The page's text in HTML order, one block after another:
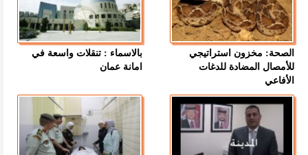
الصحة: مخزون استراتيجي
للأمصال المضادة للدغات
الأفاعي
بالاسماء : تنقلات واسعة في
امانة عمان